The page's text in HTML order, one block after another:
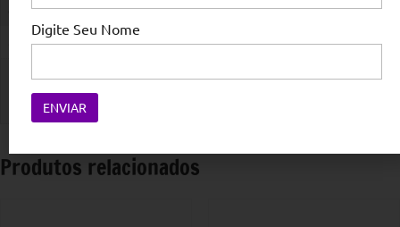
Cidade
São Paulo
Empresa
CIRCUITO FLV Frutas e Legumes
Produtos relacionados
Digite Seu Nome